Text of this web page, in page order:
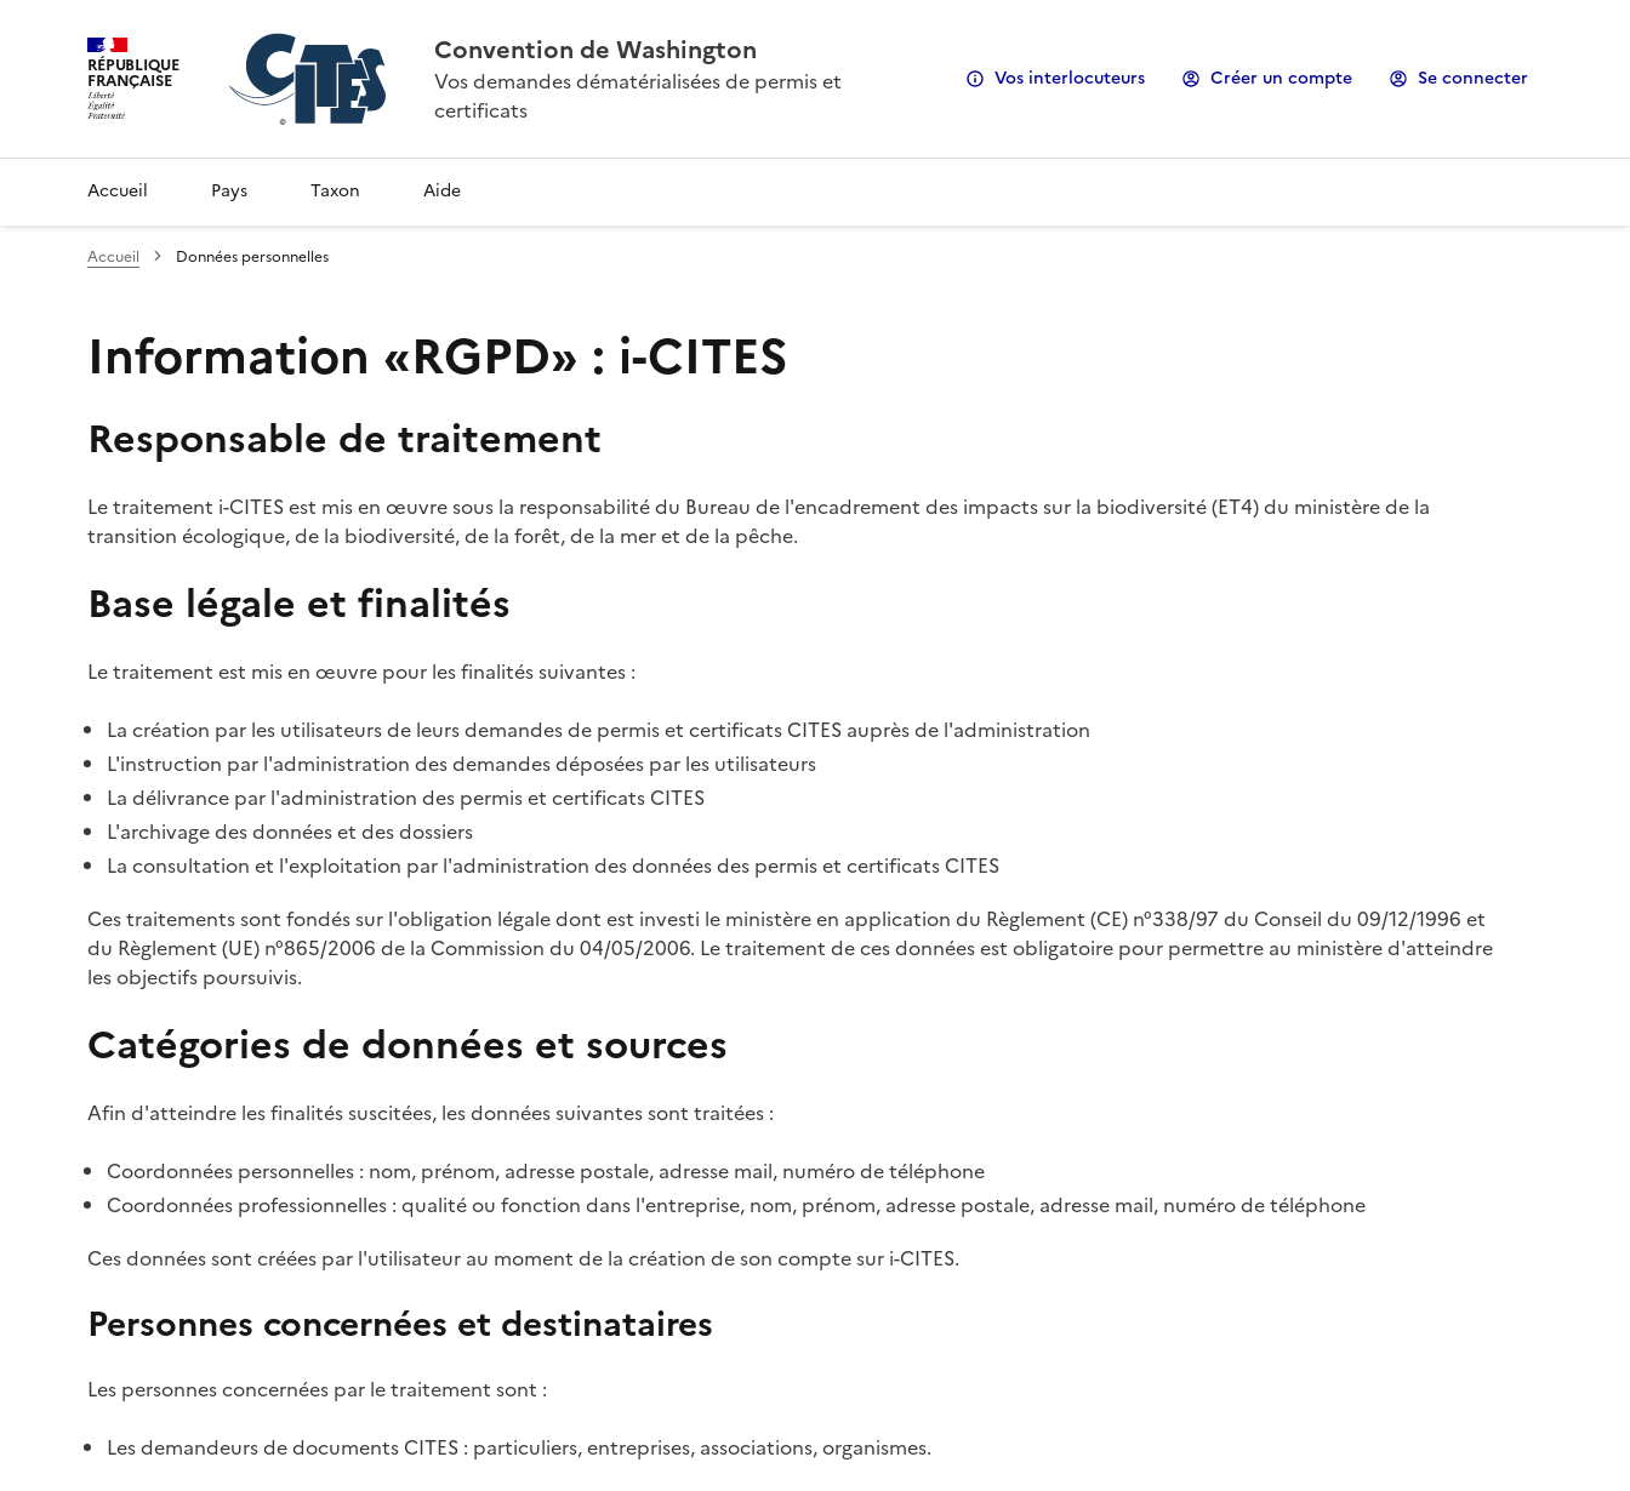
RÉPUBLIQUE
FRANÇAISE
Convention de Washington
Vos demandes dématérialisées de permis et
certificats
Vos interlocuteurs Créer un compte Se connecter
Accueil Pays Taxon Aide
Accueil Données personnelles
Information «RGPD» : i-CITES
Responsable de traitement
Le traitement i-CITES est mis en œuvre sous la responsabilité du Bureau de l'encadrement des impacts sur la biodiversité (ET4) du ministère de la
transition écologique, de la biodiversité, de la forêt, de la mer et de la pêche.
Base légale et finalités
Le traitement est mis en œuvre pour les finalités suivantes :
La création par les utilisateurs de leurs demandes de permis et certificats CITES auprès de l'administration
L'instruction par l'administration des demandes déposées par les utilisateurs
La délivrance par l'administration des permis et certificats CITES
L'archivage des données et des dossiers
La consultation et l'exploitation par l'administration des données des permis et certificats CITES
Ces traitements sont fondés sur l'obligation légale dont est investi le ministère en application du Règlement (CE) n°338/97 du Conseil du 09/12/1996 et
du Règlement (UE) n°865/2006 de la Commission du 04/05/2006. Le traitement de ces données est obligatoire pour permettre au ministère d'atteindre
les objectifs poursuivis.
Catégories de données et sources
Afin d'atteindre les finalités suscitées, les données suivantes sont traitées :
Coordonnées personnelles : nom, prénom, adresse postale, adresse mail, numéro de téléphone
Coordonnées professionnelles : qualité ou fonction dans l'entreprise, nom, prénom, adresse postale, adresse mail, numéro de téléphone
Ces données sont créées par l'utilisateur au moment de la création de son compte sur i-CITES.
Personnes concernées et destinataires
Les personnes concernées par le traitement sont :
Les demandeurs de documents CITES : particuliers, entreprises, associations, organismes.